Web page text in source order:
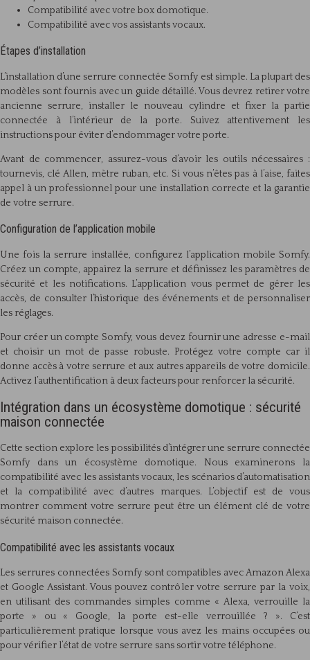
Compatibilité avec votre box domotique.
Compatibilité avec vos assistants vocaux.
Étapes d’installation
L’installation d’une serrure connectée Somfy est simple. La plupart des
modèles sont fournis avec un guide détaillé. Vous devrez retirer votre
ancienne serrure, installer le nouveau cylindre et fixer la partie
connectée à l’intérieur de la porte. Suivez attentivement les
instructions pour éviter d’endommager votre porte.
Avant de commencer, assurez-vous d’avoir les outils nécessaires :
tournevis, clé Allen, mètre ruban, etc. Si vous n’êtes pas à l’aise, faites
appel à un professionnel pour une installation correcte et la garantie
de votre serrure.
Configuration de l’application mobile
Une fois la serrure installée, configurez l’application mobile Somfy.
Créez un compte, appairez la serrure et définissez les paramètres de
sécurité et les notifications. L’application vous permet de gérer les
accès, de consulter l’historique des événements et de personnaliser
les réglages.
Pour créer un compte Somfy, vous devez fournir une adresse e-mail
et choisir un mot de passe robuste. Protégez votre compte car il
donne accès à votre serrure et aux autres appareils de votre domicile.
Activez l’authentification à deux facteurs pour renforcer la sécurité.
Intégration dans un écosystème domotique : sécurité
maison connectée
Cette section explore les possibilités d’intégrer une serrure connectée
Somfy dans un écosystème domotique. Nous examinerons la
compatibilité avec les assistants vocaux, les scénarios d’automatisation
et la compatibilité avec d’autres marques. L’objectif est de vous
montrer comment votre serrure peut être un élément clé de votre
sécurité maison connectée.
Compatibilité avec les assistants vocaux
Les serrures connectées Somfy sont compatibles avec Amazon Alexa
et Google Assistant. Vous pouvez contrôler votre serrure par la voix,
en utilisant des commandes simples comme « Alexa, verrouille la
porte » ou « Google, la porte est-elle verrouillée ? ». C’est
particulièrement pratique lorsque vous avez les mains occupées ou
pour vérifier l’état de votre serrure sans sortir votre téléphone.